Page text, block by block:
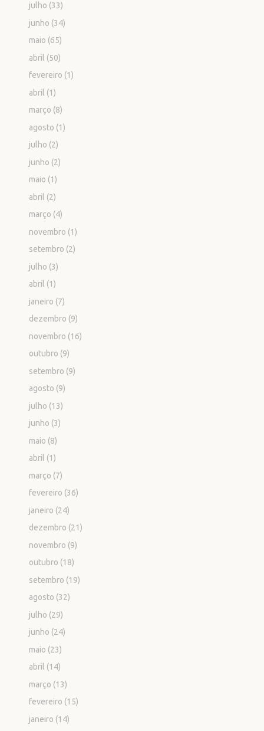
julho (33)
junho (34)
maio (65)
abril (50)
fevereiro (1)
abril (1)
março (8)
agosto (1)
julho (2)
junho (2)
maio (1)
abril (2)
março (4)
novembro (1)
setembro (2)
julho (3)
abril (1)
janeiro (7)
dezembro (9)
novembro (16)
outubro (9)
setembro (9)
agosto (9)
julho (13)
junho (3)
maio (8)
abril (1)
março (7)
fevereiro (36)
janeiro (24)
dezembro (21)
novembro (9)
outubro (18)
setembro (19)
agosto (32)
julho (29)
junho (24)
maio (23)
abril (14)
março (13)
fevereiro (15)
janeiro (14)